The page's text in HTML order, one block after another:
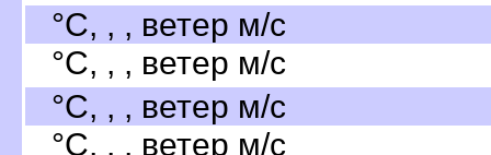
°C, , , ветер м/с
°C, , , ветер м/с
°C, , , ветер м/с
°C, , , ветер м/с